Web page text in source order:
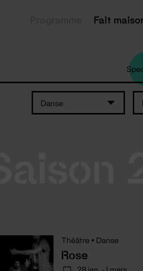
Fait
Danse
Théâtre • Danse
Rose